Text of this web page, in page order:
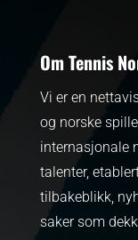
Om Tennis
Vi er en
og norske
internasjonale
talenter,
tilbakeblikk,
saker som